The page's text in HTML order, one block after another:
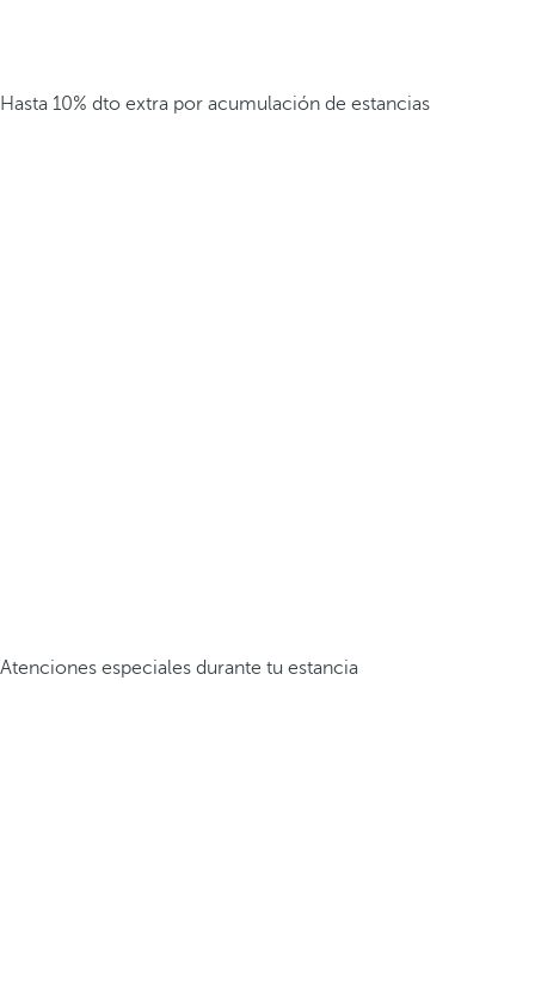
Hasta 10% dto extra por acumulación de estancias
Atenciones especiales durante tu estancia